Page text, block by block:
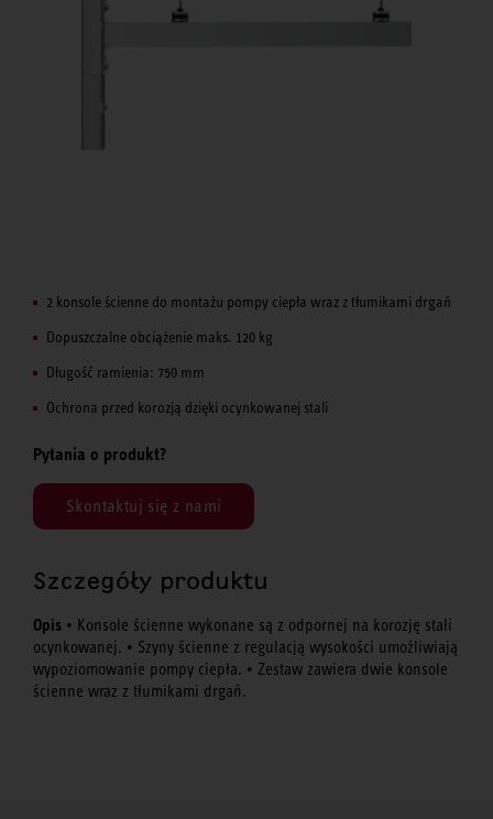
2 konsole ścienne do montażu pompy ciepła wraz z tłumikami drgań
Dopuszczalne obciążenie maks. 120 kg
Długość ramienia: 750 mm
Ochrona przed korozją dzięki ocynkowanej stali
Pytania o produkt?
Skontaktuj się z nami
Szczegóły produktu
Opis • Konsole ścienne wykonane są z odpornej na korozję stali
ocynkowanej. • Szyny ścienne z regulacją wysokości umożliwiają
wypoziomowanie pompy ciepła. • Zestaw zawiera dwie konsole
ścienne wraz z tłumikami drgań.